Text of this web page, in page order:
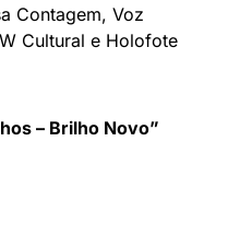
Contagem, Voz
Cultural e Holofote
– Brilho Novo”